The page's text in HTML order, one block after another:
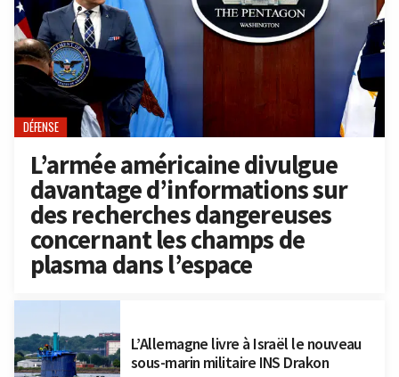
DÉFENSE
L’armée américaine divulgue
davantage d’informations sur
des recherches dangereuses
concernant les champs de
plasma dans l’espace
L’Allemagne livre à Israël le nouveau
sous-marin militaire INS Drakon